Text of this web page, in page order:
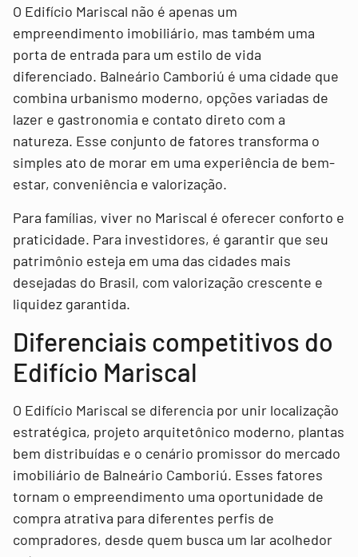
O Edifício Mariscal não é apenas um
empreendimento imobiliário, mas também uma
porta de entrada para um estilo de vida
diferenciado. Balneário Camboriú é uma cidade que
combina urbanismo moderno, opções variadas de
lazer e gastronomia e contato direto com a
natureza. Esse conjunto de fatores transforma o
simples ato de morar em uma experiência de bem-
estar, conveniência e valorização.
Para famílias, viver no Mariscal é oferecer conforto e
praticidade. Para investidores, é garantir que seu
patrimônio esteja em uma das cidades mais
desejadas do Brasil, com valorização crescente e
liquidez garantida.
Diferenciais competitivos do
Edifício Mariscal
O Edifício Mariscal se diferencia por unir localização
estratégica, projeto arquitetônico moderno, plantas
bem distribuídas e o cenário promissor do mercado
imobiliário de Balneário Camboriú. Esses fatores
tornam o empreendimento uma oportunidade de
compra atrativa para diferentes perfis de
compradores, desde quem busca um lar acolhedor